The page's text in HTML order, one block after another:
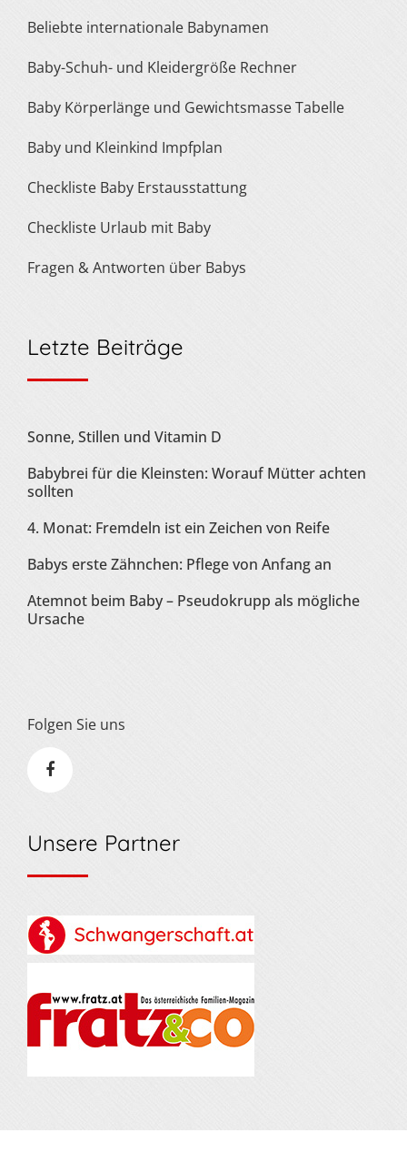
Beliebte internationale Babynamen
Baby-Schuh- und Kleidergröße Rechner
Baby Körperlänge und Gewichtsmasse Tabelle
Baby und Kleinkind Impfplan
Checkliste Baby Erstausstattung
Checkliste Urlaub mit Baby
Fragen & Antworten über Babys
Letzte Beiträge
Sonne, Stillen und Vitamin D
Babybrei für die Kleinsten: Worauf Mütter achten
sollten
4. Monat: Fremdeln ist ein Zeichen von Reife
Babys erste Zähnchen: Pflege von Anfang an
Atemnot beim Baby – Pseudokrupp als mögliche
Ursache
Folgen Sie uns
Unsere Partner